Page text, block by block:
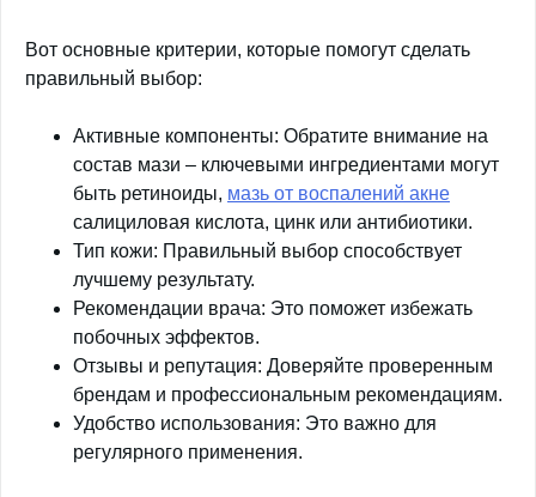
Вот основные критерии, которые помогут сделать
правильный выбор:
Активные компоненты: Обратите внимание на
состав мази – ключевыми ингредиентами могут
быть ретиноиды, мазь от воспалений акне
салициловая кислота, цинк или антибиотики.
Тип кожи: Правильный выбор способствует
лучшему результату.
Рекомендации врача: Это поможет избежать
побочных эффектов.
Отзывы и репутация: Доверяйте проверенным
брендам и профессиональным рекомендациям.
Удобство использования: Это важно для
регулярного применения.